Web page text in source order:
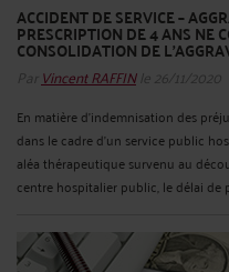
ACCIDENT DE SERVICE –
PRESCRIPTION DE 4 ANS NE
CONSOLIDATION DE
Par Vincent RAFFINle 26/11/2020
En matière d’indemnisation des
dans le cadre d’un service public
aléa thérapeutique survenu au
centre hospitalier public, le délai de